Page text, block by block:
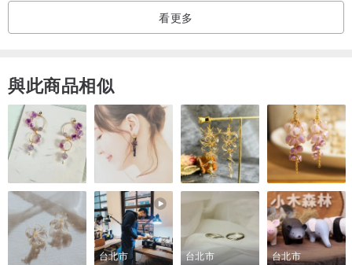
看更多
與此商品相似
台北市 台北市 台北市